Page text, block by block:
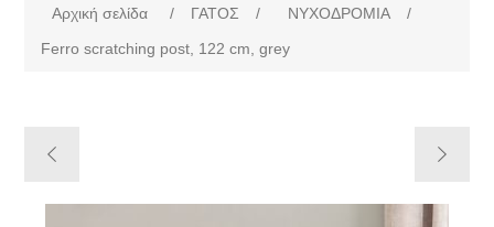
Αρχική σελίδα / ΓΑΤΟΣ / ΝΥΧΟΔΡΟΜΙΑ
/
Ferro scratching post, 122 cm, grey